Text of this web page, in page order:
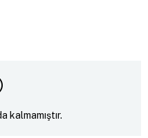
kalmamıştır.